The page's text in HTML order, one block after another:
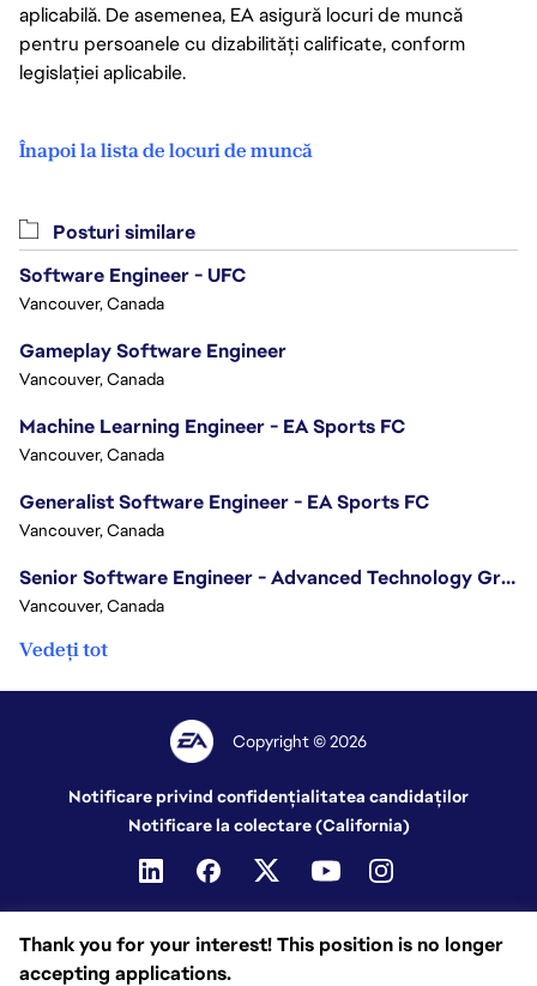
aplicabilă. De asemenea, EA asigură locuri de muncă
pentru persoanele cu dizabilități calificate, conform
legislației aplicabile.
Înapoi la lista de locuri de muncă
Thank you for your interest! This position is no longer
accepting applications.
Posturi similare
Software Engineer - UFC
Vancouver, Canada
Gameplay Software Engineer
Vancouver, Canada
Machine Learning Engineer - EA Sports FC
Vancouver, Canada
Generalist Software Engineer - EA Sports FC
Vancouver, Canada
Senior Software Engineer - Advanced Technology Group
Vancouver, Canada
Vedeți tot
Copyright © 2026
Notificare privind confidențialitatea candidaților
Notificare la colectare (California)